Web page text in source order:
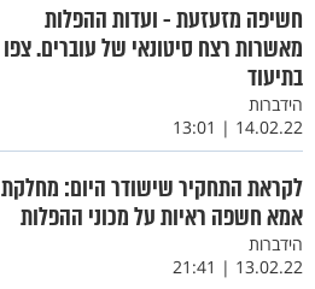
חשיפה מזעזעת - ועדות ההפלות
מאשרות רצח סיטונאי של עוברים. צפו
בתיעוד
הידברות
14.02.22 | 13:01
לקראת התחקיר שישודר היום: מחלקת
אמא חשפה ראיות על מכוני ההפלות
הידברות
13.02.22 | 21:41